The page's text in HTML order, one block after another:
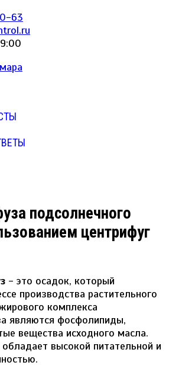
63
подсолнечного
центрифуг
- это осадок, который
производства растительного
комплекса
являются фосфолипиды,
вещества исходного масла.
высокой питательной и